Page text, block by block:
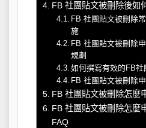
FB 社團貼文被刪除後如
FB 社團貼文被刪除
施
FB 社團貼文被刪除
規劃
如何撰寫有效的FB社
FB 社團貼文被刪除
FB 社團貼文被刪除怎麼
FB 社團貼文被刪除怎麼
FAQ